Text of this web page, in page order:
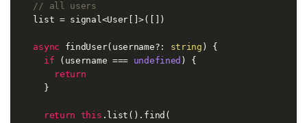
// all users
async findUser(username?: string ) {
if (username === undefined ) {
return
return this .list().find(